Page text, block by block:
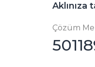
Aklınıza
Çözüm